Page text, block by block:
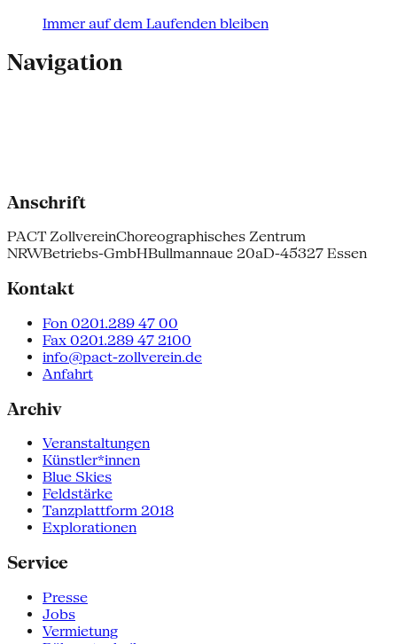
Immer auf dem Laufenden bleiben
Navigation
Anschrift
PACT ZollvereinChoreographisches Zentrum
NRWBetriebs-GmbHBullmannaue 20aD-45327 Essen
Kontakt
Fon 0201.289 47 00
Fax 0201.289 47 2100
info@pact-zollverein.de
Anfahrt
Archiv
Veranstaltungen
Künstler*innen
Blue Skies
Feldstärke
Tanzplattform 2018
Explorationen
Service
Presse
Jobs
Vermietung